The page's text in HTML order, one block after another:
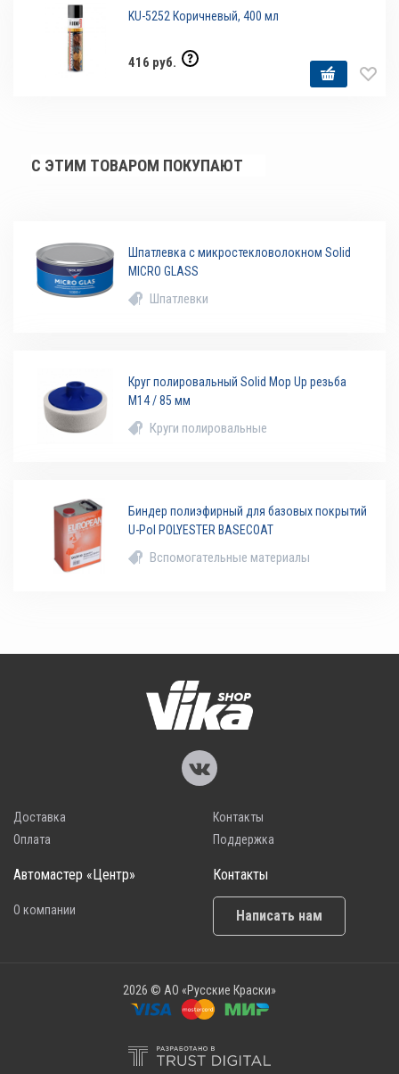
KU-5252 Коричневый, 400 мл
416 руб.
С ЭТИМ ТОВАРОМ ПОКУПАЮТ
Шпатлевка с микростекловолокном Solid
MICRO GLASS
Шпатлевки
Круг полировальный Solid Mop Up резьба
М14 / 85 мм
Круги полировальные
Биндер полиэфирный для базовых покрытий
U-Pol POLYESTER BASECOAT
Вспомогательные материалы
Доставка
Оплата
Контакты
Поддержка
Автомастер «Центр»
О компании
Контакты
Написать нам
2026 © АО «Русские Краски»